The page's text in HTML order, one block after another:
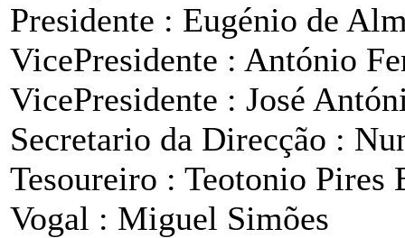
Presidente : Eugénio de
VicePresidente : António
VicePresidente : José
Secretario da Direcção :
Tesoureiro : Teotonio Pires
Vogal : Miguel Simões